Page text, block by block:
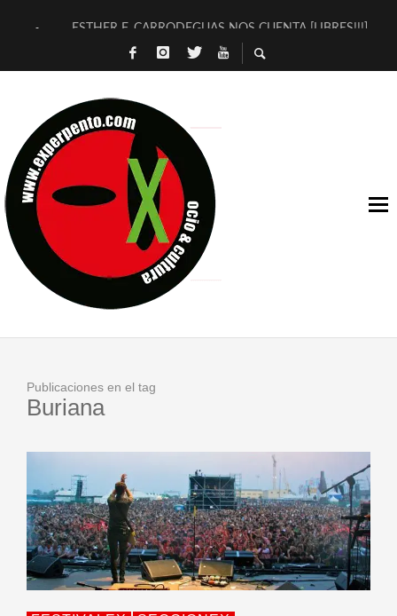
ESTHER F. CARRODEGUAS NOS CUENTA [LIBRES!!!]
[TERRA DE GUAPES] DE SANDRA MONFORT
TIMBRE 4, LA ESCUELA DEL DIRECTOR TEATRAL CLAUDIO
30 AÑOS (NO ES NADA) DE LA KATARSIS DEL TOMATAZO
MILITARES JUDÍAS EN #EXVITA
D’BALDOMEROS REINVENTAN [BITÁCORA 3.0] EN EXVITA
MARSHALL FLASH PRESENTA EN EXVITA [RELATIVA
JOFRE BARDAGÍ EN EXVITA INTERPRETANDO A SERRAT
Publicaciones en el tag
Buriana